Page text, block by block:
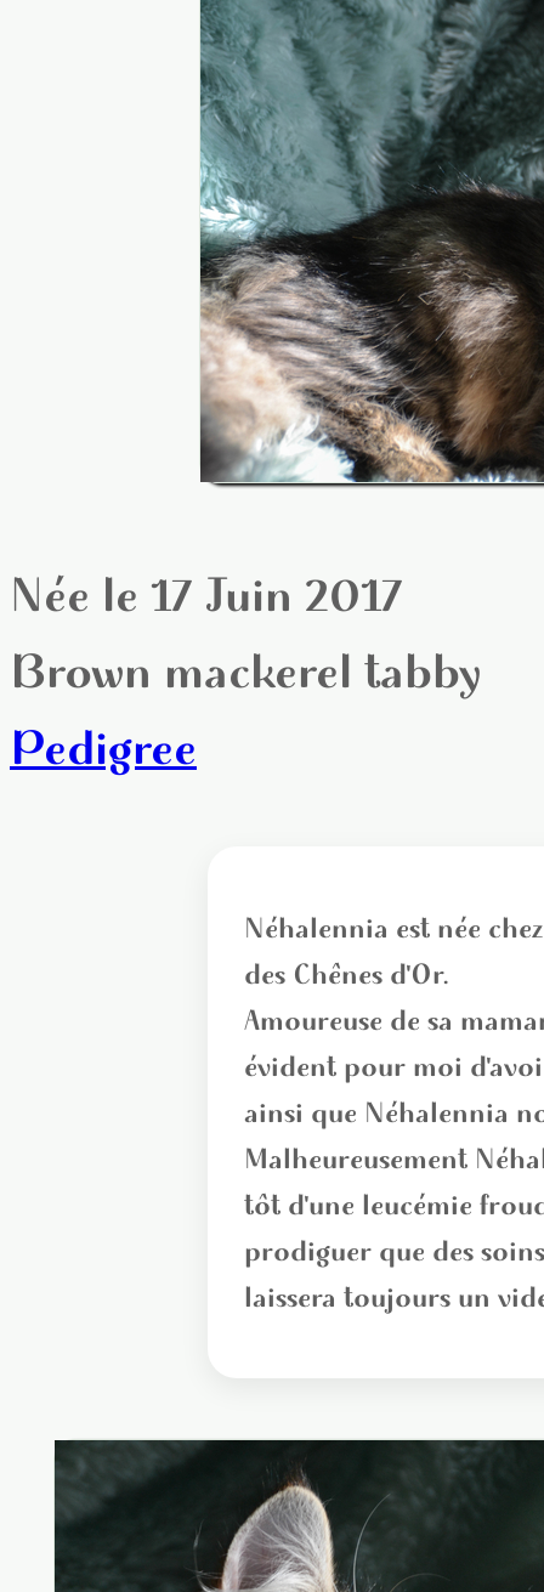
Née le 17 Juin 2017
Brown mackerel tabby
Pedigree
Néhalennia est née
des Chênes d'Or.
Amoureuse de sa
évident pour moi
ainsi que Néhalennia
Malheureusement
tôt d'une leucémie
prodiguer que des
laissera toujours un